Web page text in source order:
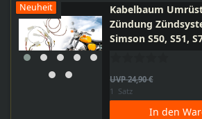
Neuheit
Kabelbaum
Zündung
Simson S50, S51,
UVP 24,90 €
1 Satz
In den